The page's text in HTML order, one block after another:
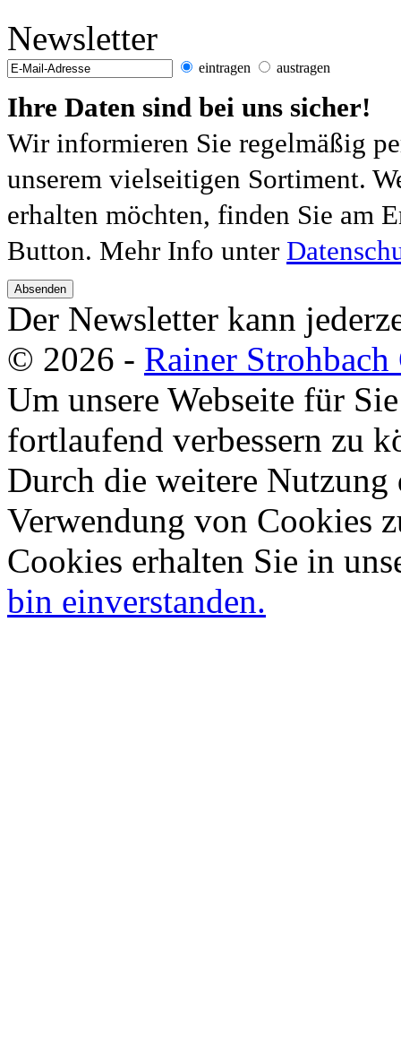
Newsletter
eintragen austragen
Ihre Daten sind bei uns sicher!
Wir informieren Sie regelmäßig
unserem vielseitigen Sortiment.
erhalten möchten, finden Sie am
Button. Mehr Info unter
Absenden
Der Newsletter kann
© 2026 - Rainer
Um unsere Webseite für
fortlaufend verbessern zu
Durch die weitere Nutzung
Verwendung von Cookies
Cookies erhalten Sie in
bin einverstanden.